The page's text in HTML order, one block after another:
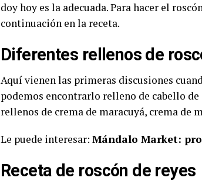
doy hoy es la adecuada. Para hacer el
continuación en la receta.
Diferentes rellenos de
Aquí vienen las primeras discusiones
podemos encontrarlo relleno de cabello
rellenos de crema de maracuyá, crema de
Le puede interesar: Mándalo Market:
Receta de roscón de reyes